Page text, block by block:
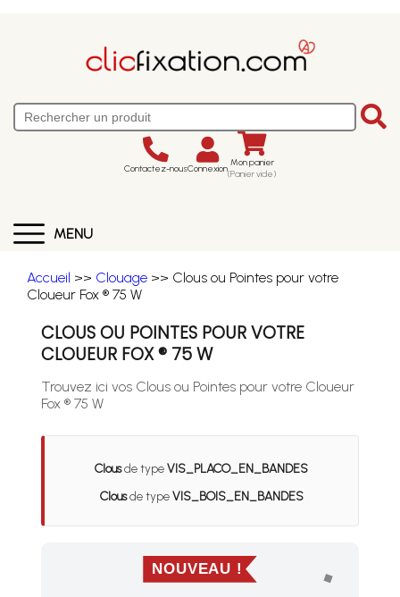
Contactez-nousConnexion Mon panier
(Panier vide)
MENU
Accueil >> Clouage >> Clous ou Pointes pour votre
Cloueur Fox ® 75 W
CLOUS OU POINTES POUR VOTRE
CLOUEUR FOX ® 75 W
Trouvez ici vos Clous ou Pointes pour votre Cloueur
Fox ® 75 W
Clousde typeVIS_PLACO_EN_BANDES
Clousde typeVIS_BOIS_EN_BANDES
NOUVEAU !